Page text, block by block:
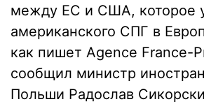
между ЕС и США, которое
американского СПГ в
как пишет Agence France-
сообщил министр
Польши Радослав